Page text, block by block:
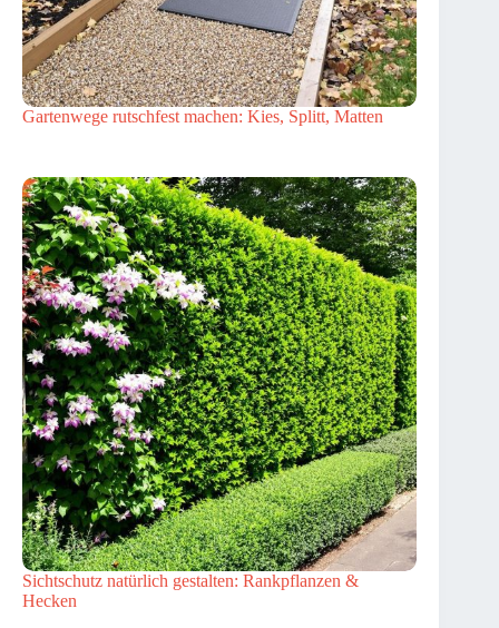
Gartenwege rutschfest machen: Kies, Splitt, Matten
Sichtschutz natürlich gestalten: Rankpflanzen &
Hecken